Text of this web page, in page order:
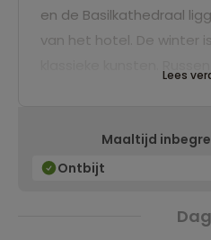
en de Basilkathedraal
van het hotel. De winter
Mariinsky theater in Sint-
perfect om een
zien wat er op het
Lees
Maaltijd
Ontbijt